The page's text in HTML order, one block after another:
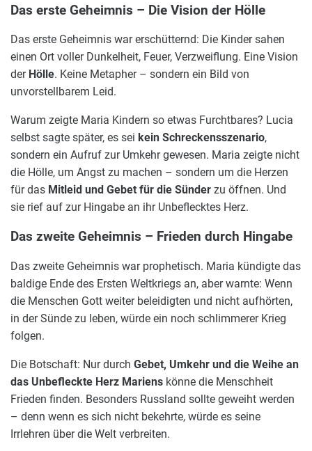
Das erste Geheimnis – Die Vision der Hölle
Das erste Geheimnis war erschütternd: Die Kinder sahen
einen Ort voller Dunkelheit, Feuer, Verzweiflung. Eine Vision
der Hölle. Keine Metapher – sondern ein Bild von
unvorstellbarem Leid.
Warum zeigte Maria Kindern so etwas Furchtbares? Lucia
selbst sagte später, es sei kein Schreckensszenario,
sondern ein Aufruf zur Umkehr gewesen. Maria zeigte nicht
die Hölle, um Angst zu machen – sondern um die Herzen
für das Mitleid und Gebet für die Sünder zu öffnen. Und
sie rief auf zur Hingabe an ihr Unbeflecktes Herz.
Das zweite Geheimnis – Frieden durch Hingabe
Das zweite Geheimnis war prophetisch. Maria kündigte das
baldige Ende des Ersten Weltkriegs an, aber warnte: Wenn
die Menschen Gott weiter beleidigten und nicht aufhörten,
in der Sünde zu leben, würde ein noch schlimmerer Krieg
folgen.
Die Botschaft: Nur durch Gebet, Umkehr und die Weihe an
das Unbefleckte Herz Mariens könne die Menschheit
Frieden finden. Besonders Russland sollte geweiht werden
– denn wenn es sich nicht bekehrte, würde es seine
Irrlehren über die Welt verbreiten.